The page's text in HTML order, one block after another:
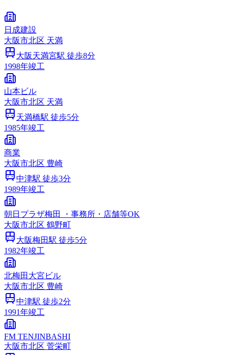
日成建設
大阪市北区 天満
大阪天満宮駅 徒歩8分
1998年竣工
山本ビル
大阪市北区 天満
天満橋駅 徒歩5分
1985年竣工
商業
大阪市北区 豊崎
中津駅 徒歩3分
1989年竣工
朝日プラザ梅田 ・事務所・店舗等OK
大阪市北区 鶴野町
大阪梅田駅 徒歩5分
1982年竣工
北梅田大宮ビル
大阪市北区 豊崎
中津駅 徒歩2分
1991年竣工
FM TENJINBASHI
大阪市北区 菅栄町